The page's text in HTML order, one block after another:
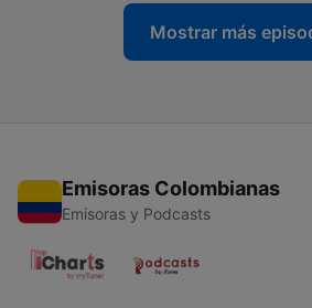
Mostrar más
Emisoras Colombianas
Emisoras y Podcasts